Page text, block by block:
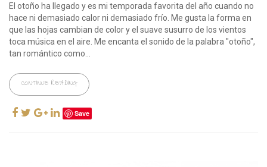
El otoño ha llegado y es mi temporada favorita del año cuando no
hace ni demasiado calor ni demasiado frío. Me gusta la forma en
que las hojas cambian de color y el suave susurro de los vientos
toca música en el aire. Me encanta el sonido de la palabra "otoño",
tan romántico como...
CONTINUE READING
Save